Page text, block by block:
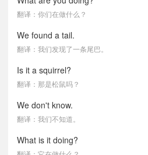
翻译：你们在做什么？
We found a tail.
翻译：我们发现了一条尾巴。
Is it a squirrel?
翻译：那是松鼠吗？
We don't know.
翻译：我们不知道。
What is it doing?